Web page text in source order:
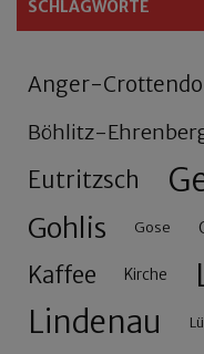
SCHLAGWORTE
Anger-
Böhlitz-
Eutritzsch
Gohlis Gose
Kaffee Kirche
Lindenau